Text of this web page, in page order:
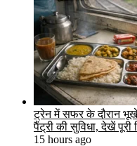
ट्रेन में सफर के दौरान भूखे
पैंट्री की सुविधा, देखें पूरी
15 hours ago